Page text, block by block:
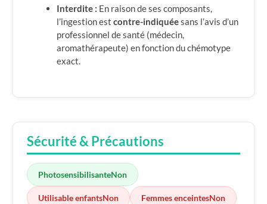
Interdite : En raison de ses composants,
l’ingestion est contre-indiquéesans l’avis d’un
professionnel de santé (médecin,
aromathérapeute) en fonction du chémotype
exact.
Sécurité & Précautions
PhotosensibilisanteNon
Utilisable enfantsNon Femmes enceintesNon